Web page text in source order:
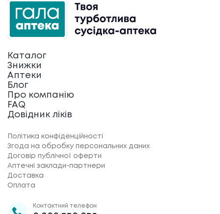
Каталог
Знижки
Аптеки
Блог
Про компанію
FAQ
Довідник ліків
Політика конфіденційності
Згода на обробку персональних даних
Договір публічної оферти
Аптечні заклади-партнери
Доставка
Оплата
Контактний телефон